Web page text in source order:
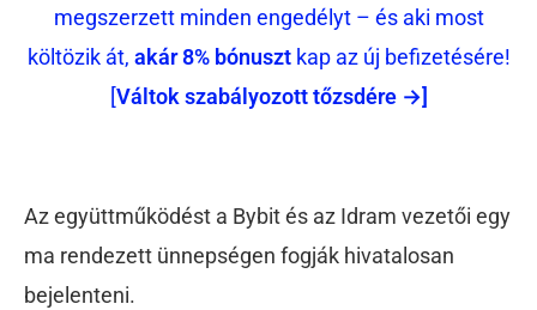
megszerzett minden engedélyt – és aki most
költözik át, akár 8% bónusztkap az új befizetésére!
[Váltok szabályozott tőzsdére →]
Az együttműködést a Bybit és az Idram vezetői egy
ma rendezett ünnepségen fogják hivatalosan
bejelenteni.